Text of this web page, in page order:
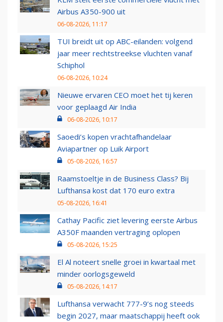
Airbus A350-900 uit
06-08-2026, 11:17
TUI breidt uit op ABC-eilanden: volgend
jaar meer rechtstreekse vluchten vanaf
Schiphol
06-08-2026, 10:24
Nieuwe ervaren CEO moet het tij keren
voor geplaagd Air India
06-08-2026, 10:17
Saoedi’s kopen vrachtafhandelaar
Aviapartner op Luik Airport
05-08-2026, 16:57
Raamstoeltje in de Business Class? Bij
Lufthansa kost dat 170 euro extra
05-08-2026, 16:41
Cathay Pacific ziet levering eerste Airbus
A350F maanden vertraging oplopen
05-08-2026, 15:25
El Al noteert snelle groei in kwartaal met
minder oorlogsgeweld
05-08-2026, 14:17
Lufthansa verwacht 777-9’s nog steeds
begin 2027, maar maatschappij heeft ook